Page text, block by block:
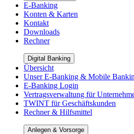
E-Banking
Konten & Karten
Kontakt
Downloads
Rechner
Digital Banking
Übersicht
Unser E-Banking & Mobile
E-Banking Login
Vertragsverwaltung für
TWINT für Geschäftskunden
Rechner & Hilfsmittel
Anlegen & Vorsorge